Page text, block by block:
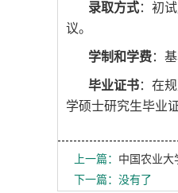
录取方式：初
议。
学制和学费：
毕业证书：在
学硕士研究生毕业
上一篇： 中国农业大
下一篇：没有了